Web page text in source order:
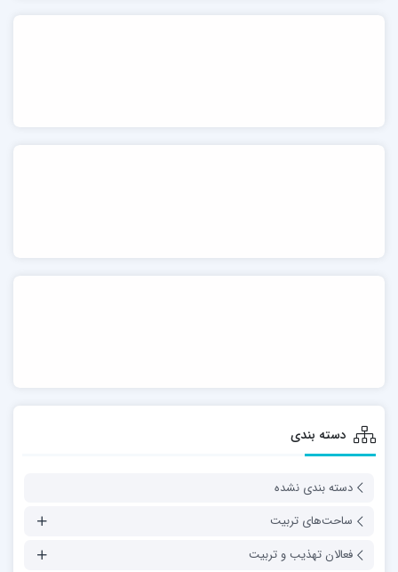
دسته بندی
دسته بندی نشده
ساحت‌های تربیت
فعالان تهذیب و تربیت